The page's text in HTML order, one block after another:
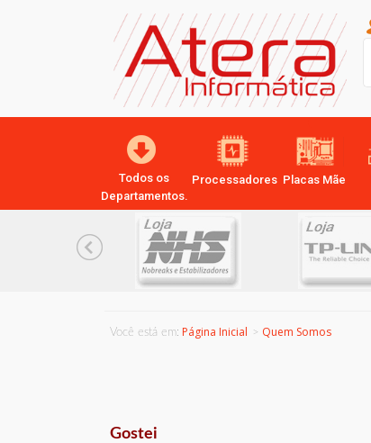
Todos os
Departamentos.
Processadores Placas Mãe
Você está em: Página Inicial Quem Somos
Gostei